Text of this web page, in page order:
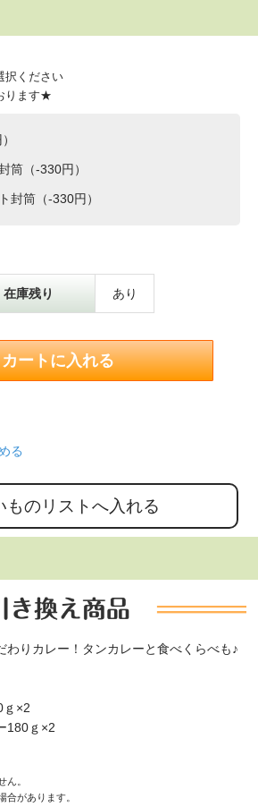
択ください
ります★
筒（-330円）
封筒（-330円）
在庫残り あり
る
わりカレー！タンカレーと食べくらべも♪
ｇ×2
180ｇ×2
ん。
があります。